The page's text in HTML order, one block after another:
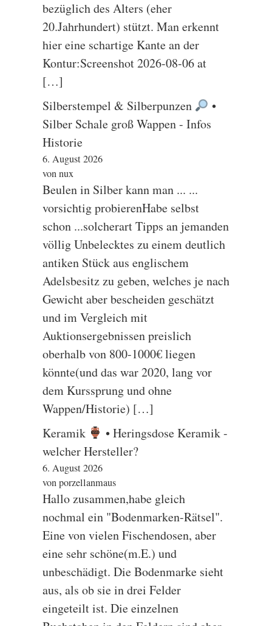
bezüglich des Alters (eher
20.Jahrhundert) stützt. Man erkennt
hier eine schartige Kante an der
Kontur:Screenshot 2026-08-06 at
[…]
Silberstempel & Silberpunzen
•
Silber Schale groß Wappen - Infos
Historie
6. August 2026
von nux
Beulen in Silber kann man ... ...
vorsichtig probierenHabe selbst
schon ...solcherart Tipps an jemanden
völlig Unbelecktes zu einem deutlich
antiken Stück aus englischem
Adelsbesitz zu geben, welches je nach
Gewicht aber bescheiden geschätzt
und im Vergleich mit
Auktionsergebnissen preislich
oberhalb von 800-1000€ liegen
könnte(und das war 2020, lang vor
dem Kurssprung und ohne
Wappen/Historie) […]
Keramik
• Heringsdose Keramik -
welcher Hersteller?
6. August 2026
von porzellanmaus
Hallo zusammen,habe gleich
nochmal ein "Bodenmarken-Rätsel".
Eine von vielen Fischendosen, aber
eine sehr schöne(m.E.) und
unbeschädigt. Die Bodenmarke sieht
aus, als ob sie in drei Felder
eingeteilt ist. Die einzelnen